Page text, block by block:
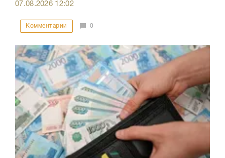
07.08.2026 12:02
Комментарии 0